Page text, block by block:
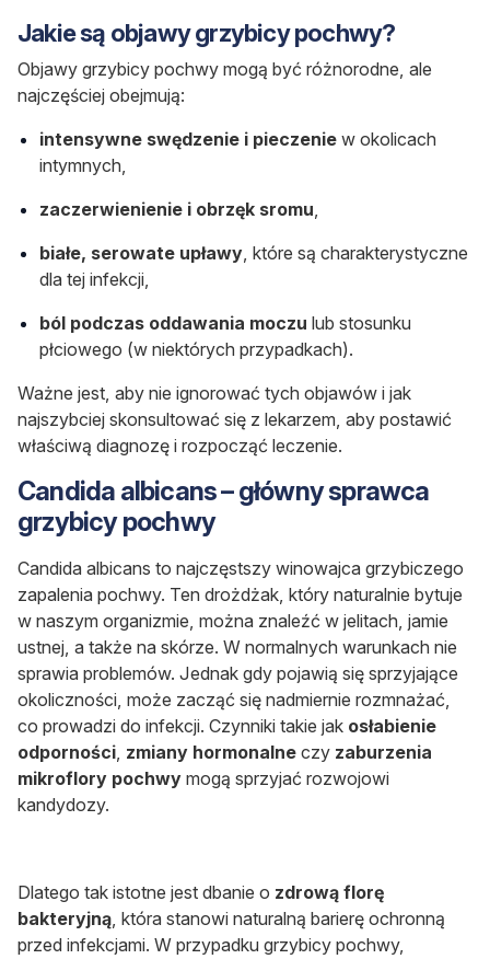
Jakie są objawy grzybicy pochwy?
Objawy grzybicy pochwy mogą być różnorodne, ale
najczęściej obejmują:
intensywne swędzenie i pieczenie w okolicach
intymnych,
zaczerwienienie i obrzęk sromu
białe, serowate upławy , które są charakterystyczne
dla tej infekcji,
ból podczas oddawania moczu lub stosunku
płciowego (w niektórych przypadkach).
Ważne jest, aby nie ignorować tych objawów i jak
najszybciej skonsultować się z lekarzem, aby postawić
właściwą diagnozę i rozpocząć leczenie.
Candida albicans – główny sprawca
grzybicy pochwy
Candida albicans to najczęstszy winowajca grzybiczego
zapalenia pochwy. Ten drożdżak, który naturalnie bytuje
w naszym organizmie, można znaleźć w jelitach, jamie
ustnej, a także na skórze. W normalnych warunkach nie
sprawia problemów. Jednak gdy pojawią się sprzyjające
okoliczności, może zacząć się nadmiernie rozmnażać,
co prowadzi do infekcji. Czynniki takie jak osłabienie
odporności zmiany hormonalne czy zaburzenia
mikroflory pochwy mogą sprzyjać rozwojowi
kandydozy.
Dlatego tak istotne jest dbanie o zdrową florę
bakteryjną , która stanowi naturalną barierę ochronną
przed infekcjami. W przypadku grzybicy pochwy,